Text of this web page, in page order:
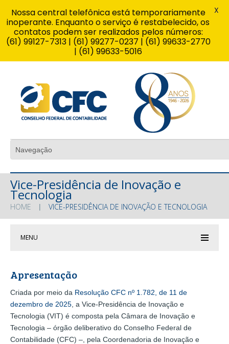
Vice-Presidência de Inovação e
Tecnologia
HOME VICE-PRESIDÊNCIA DE INOVAÇÃO E TECNOLOGIA
MENU
Apresentação
Criada por meio da Resolução CFC nº 1.782, de 11 de
dezembro de 2025 , a Vice‑Presidência de Inovação e
Tecnologia (VIT) é composta pela Câmara de Inovação e
Tecnologia – órgão deliberativo do Conselho Federal de
Contabilidade (CFC) –, pela Coordenadoria de Inovação e
Nossa central telefônica está temporariamente
inoperante. Enquanto o serviço é restabelecido, os
contatos podem ser realizados pelos números:
(61) 99127-7313 | (61) 99277-0237 | (61) 99633-2770
| (61) 99633-5016
X